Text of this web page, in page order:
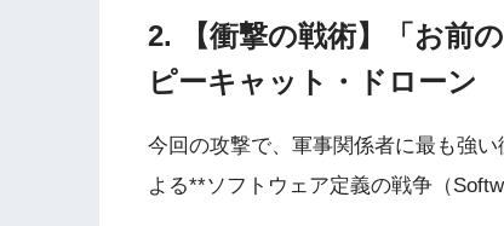
2. 【衝撃の戦術】「お前
ピーキャット・ドローン
今回の攻撃で、軍事関係者に最も強
よる**ソフトウェア定義の戦争（